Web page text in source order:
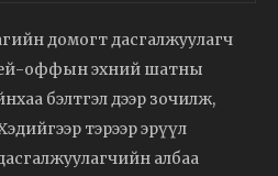
домогт дасгалжуулагч
оффын эхний шатны
бэлтгэл дээр зочилж,
тэрээр эрүүл
албаа